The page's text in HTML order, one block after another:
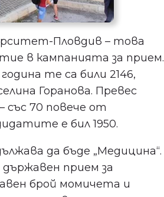
Пловдив – това
в кампанията за прием.
те са били 2146,
Горанова. Превес
със 70 повече от
е бил 1950.
да бъде „Медицина“.
прием за
брой момичета и